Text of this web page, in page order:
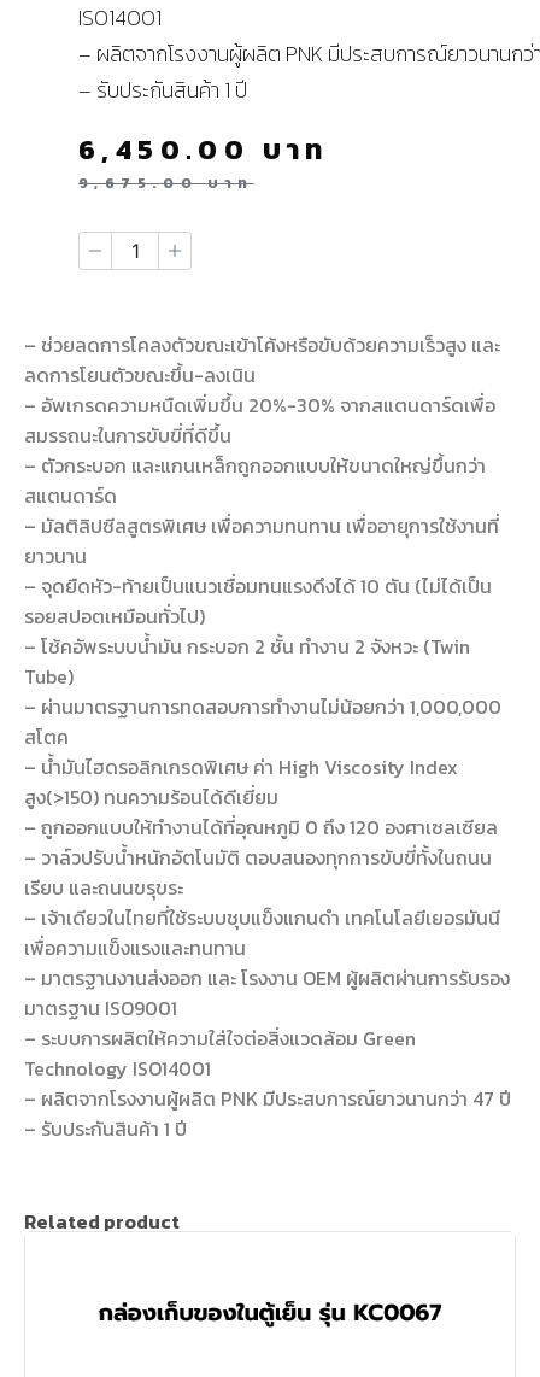
ISO14001
– ผลิตจากโรงงานผู้ผลิต PNK มีประสบการณ์ยาวนานกว่
– รับประกันสินค้า 1 ปี
9,675.00บาท
6,450.00 บาท
– ช่วยลดการโคลงตัวขณะเข้าโค้งหรือขับด้วยความเร็วสูง และ
ลดการโยนตัวขณะขึ้น-ลงเนิน
– อัพเกรดความหนืดเพิ่มขึ้น 20%-30% จากสแตนดาร์ดเพื่อ
สมรรถนะในการขับขี่ที่ดีขึ้น
– ตัวกระบอก และแกนเหล็กถูกออกแบบให้ขนาดใหญ่ขึ้นกว่า
สแตนดาร์ด
– มัลติลิปซีลสูตรพิเศษ เพื่อความทนทาน เพื่ออายุการใช้งานที่
ยาวนาน
– จุดยืดหัว-ท้ายเป็นแนวเชื่อมทนแรงดึงได้ 10 ตัน (ไม่ได้เป็น
รอยสปอตเหมือนทั่วไป)
– โช้คอัพระบบน้ำมัน กระบอก 2 ชั้น ทำงาน 2 จังหวะ (Twin
Tube)
– ผ่านมาตรฐานการทดสอบการทำงานไม่น้อยกว่า 1,000,000
สโตค
– น้ำมันไฮดรอลิกเกรดพิเศษ ค่า High Viscosity Index
สูง(>150) ทนความร้อนได้ดีเยี่ยม
– ถูกออกแบบให้ทำงานได้ที่อุณหภูมิ 0 ถึง 120 องศาเซลเซียล
– วาล์วปรับน้ำหนักอัตโนมัติ ตอบสนองทุกการขับขี่ทั้งในถนน
เรียบ และถนนขรุขระ
– เจ้าเดียวในไทยที่ใช้ระบบชุบแข็งแกนดำ เทคโนโลยีเยอรมันนี
เพื่อความแข็งแรงและทนทาน
– มาตรฐานงานส่งออก และ โรงงาน OEM ผู้ผลิตผ่านการรับรอง
มาตรฐาน ISO9001
– ระบบการผลิตให้ความใส่ใจต่อสิ่งแวดล้อม Green
Technology ISO14001
– ผลิตจากโรงงานผู้ผลิต PNK มีประสบการณ์ยาวนานกว่า 47 ปี
– รับประกันสินค้า 1 ปี
Related product